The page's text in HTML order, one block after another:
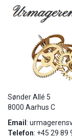
Sønder Allé 5
8000 Aarhus C
Email :
Telefon: +45 29 89